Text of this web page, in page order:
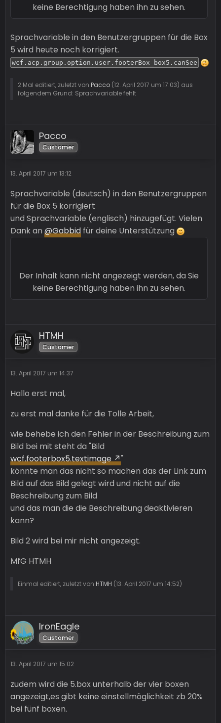
keine Berechtigung haben ihn zu sehen.
Sprachvariable in den Benutzergruppen für die Box
5 wird heute noch korrigiert.
wcf.acp.group.option.user.footerBox_box5.canSee
2 Mal editiert, zuletzt von Pacco (12. April 2017 um 17:03) aus
folgendem Grund: Sprachvariable fehlt
Pacco
Customer
13. April 2017 um 13:12
Sprachvariable (deutsch) in den Benutzergruppen
für die Box 5 korrigiert
und Sprachvariable (englisch) hinzugefügt. Vielen
Dank an @Gabbid für deine Unterstützung
Der Inhalt kann nicht angezeigt werden, da Sie
keine Berechtigung haben ihn zu sehen.
HTMH
Customer
13. April 2017 um 14:37
Hallo erst mal,
zu erst mal danke für die Tolle Arbeit,
wie behebe ich den Fehler in der Beschreibung zum
Bild bei mit steht da "Bild
wcf.footerbox5.textimage
"
könnte man das nicht so machen das der Link zum
Bild auf das Bild gelegt wird und nicht auf die
Beschreibung zum Bild
und das man die die Beschreibung deaktivieren
kann?
Bild 2 wird bei mir nicht angezeigt.
MfG HTMH
Einmal editiert, zuletzt von HTMH (13. April 2017 um 14:52)
IronEagle
Customer
13. April 2017 um 15:02
zudem wird die 5.box unterhalb der vier boxen
angezeigt,es gibt keine einstellmöglichkeit zb 20%
bei fünf boxen.